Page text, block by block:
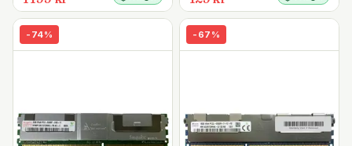
- 74% - 67 %